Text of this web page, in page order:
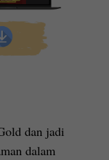
dan jadi
dalam